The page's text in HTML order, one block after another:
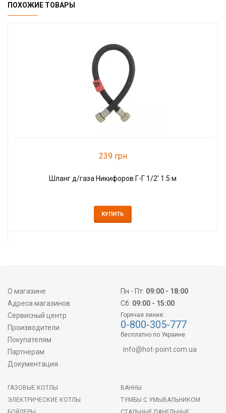
ПОХОЖИЕ ТОВАРЫ
239 грн
Шланг д/газа Никифоров Г-Г 1/2' 1.5 м
КУПИТЬ
О магазине
Адреса магазинов
Сервисный центр
Производители
Покупателям
Партнерам
Документация
Пн - Пт: 09:00 - 18:00
Сб: 09:00 - 15:00
Горячая линия:
0-800-305-777
бесплатно по Украине
info@hot-point.com.ua
ГАЗОВЫЕ КОТЛЫ
ЭЛЕКТРИЧЕСКИЕ КОТЛЫ
ВАННЫ
ТУМБЫ С УМЫВАЛЬНИКОМ